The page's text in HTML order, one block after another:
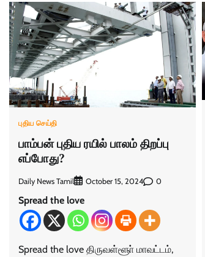
புதிய செய்தி
பாம்பன் புதிய ரயில் பாலம் திறப்பு
எப்போது?
Daily News Tamil October 15, 2024 0
Spread the love
Spread the love திருவள்ளூா் மாவட்டம்,